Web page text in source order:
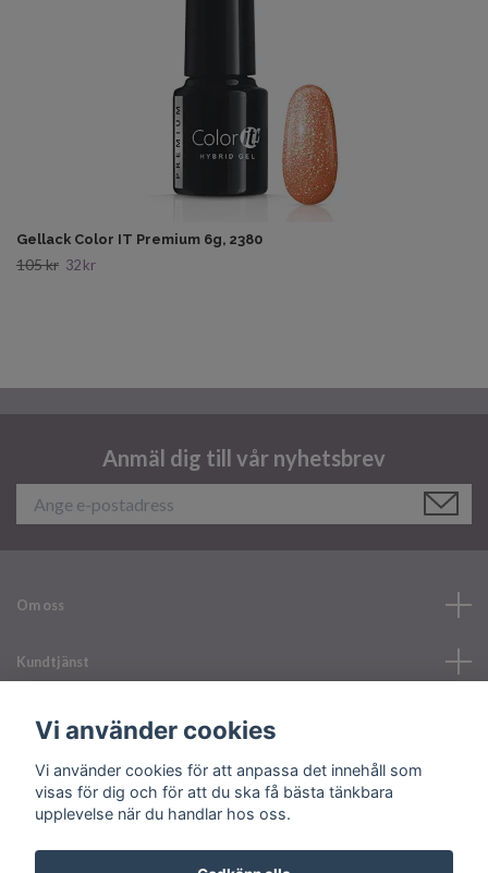
Gellack Color IT Premium 6g, 2380
105 kr 32 kr
Anmäl dig till vår nyhetsbrev
Om oss
Kundtjänst
Läs mer
Sociala medier
Vi använder cookies
Vi använder cookies för att anpassa det innehåll som
visas för dig och för att du ska få bästa tänkbara
upplevelse när du handlar hos oss.